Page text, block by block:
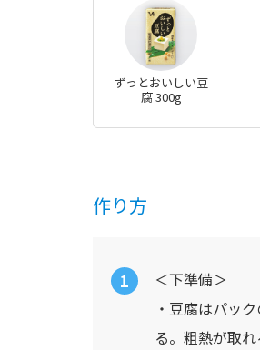
ずっとおいしい豆
腐 300g
作り方
＜下準備＞
・豆腐はパッ
る。粗熱が取